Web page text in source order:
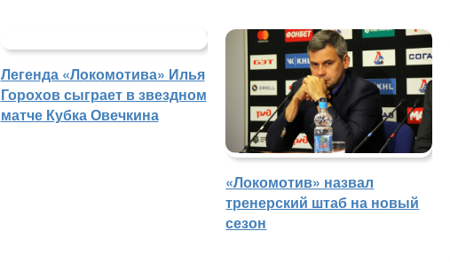
Легенда «Локомотива» Илья
Горохов сыграет в звездном
матче Кубка Овечкина
«Локомотив» назвал
тренерский штаб на новый
сезон